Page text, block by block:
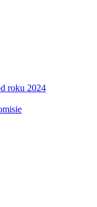
roku 2024